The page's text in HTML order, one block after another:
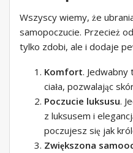
Wszyscy wiemy, że
samopoczucie. Przecież
tylko zdobi, ale i dodaje
Komfort. Jedwabny
ciała, pozwalając
Poczucie luksusu.
z luksusem i
poczujesz się jak
Zwiększona